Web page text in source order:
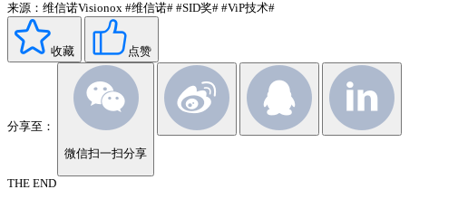
来源：维信诺Visionox #维信诺# #SID奖# #ViP技术#
收藏 点赞
分享至：
微信扫一扫分享
THE END